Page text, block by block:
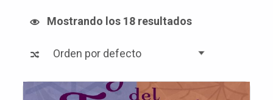
Mostrando los 18 resultados